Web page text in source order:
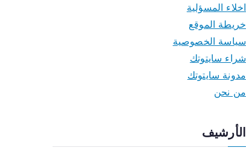
اخلاء المسؤلية
خريطة الموقع
سياسة الخصوصية
شراء سايتوتك
مدونة سايتوتك
من نحن
الأرشيف